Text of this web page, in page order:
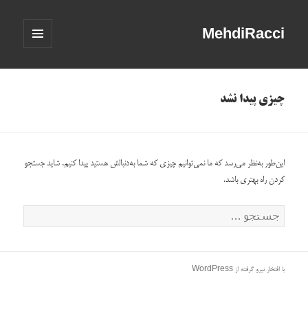
MehdiRacci
چیزی پیدا نشد
این‌طور به‌نظر می‌رسد که ما نمی‌توانیم چیزی که شما به‌دنبالش هستید پیدا کنیم. شاید جستجو
کردن راه بهتری باشد.
جستجو
برای:
با افتخار نیرو گرفته از WordPress